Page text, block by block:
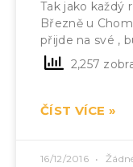
Tak jako každý
Březně u
přijde na své ,
2,257
ČÍST VÍCE »
16/12/2016